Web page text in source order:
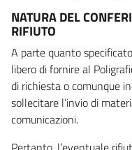
NATURA DEL
RIFIUTO
A parte quanto
libero di fornire al
di richiesta o comunque
sollecitare l’invio di
comunicazioni.